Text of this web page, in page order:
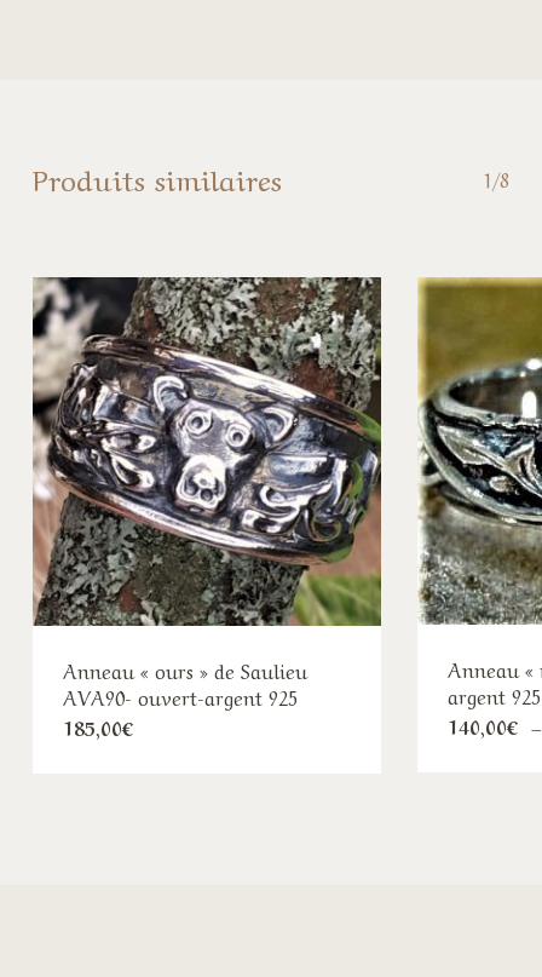
Produits similaires 1/8
Anneau « ours » de Saulieu
AVA90- ouvert-argent 925
185,00€
Anneau «
argent
140,00€